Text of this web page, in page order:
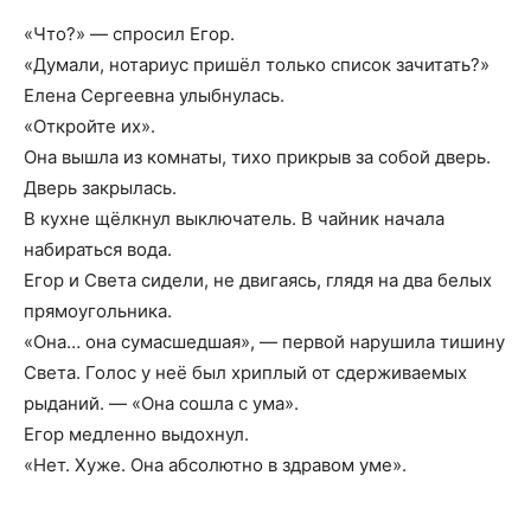
«Что?» — спросил Егор.
«Думали, нотариус пришёл только список зачитать?»
Елена Сергеевна улыбнулась.
«Откройте их».
Она вышла из комнаты, тихо прикрыв за собой дверь.
Дверь закрылась.
В кухне щёлкнул выключатель. В чайник начала
набираться вода.
Егор и Света сидели, не двигаясь, глядя на два белых
прямоугольника.
«Она… она сумасшедшая», — первой нарушила тишину
Света. Голос у неё был хриплый от сдерживаемых
рыданий. — «Она сошла с ума».
Егор медленно выдохнул.
«Нет. Хуже. Она абсолютно в здравом уме».